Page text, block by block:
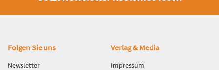
Fußbereich
Folgen Sie uns
Newsletter
Verlag & Media
Impressum